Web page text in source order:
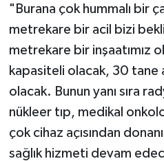
"Burana çok hummalı bir
metrekare bir acil bizi
metrekare bir inşaatımız
kapasiteli olacak, 30 tane
olacak. Bunun yanı sıra
nükleer tıp, medikal
çok cihaz açısından
sağlık hizmeti devam